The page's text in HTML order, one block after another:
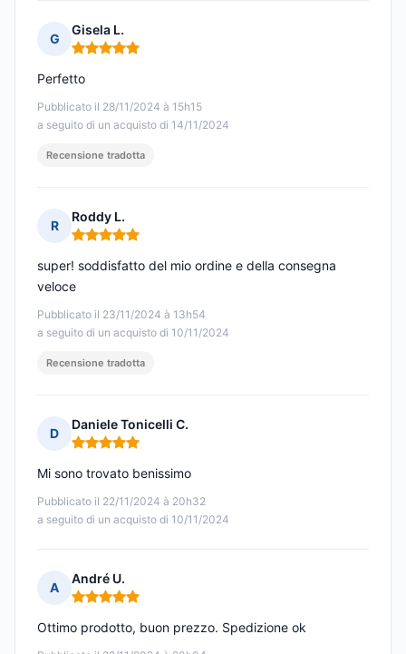
G
Gisela L.
Nota: 5 su 5
Pubblicato il 28/11/2024 à 15h15
a seguito di un acquisto di 14/11/2024
Perfetto
Recensione tradotta
R
Roddy L.
Nota: 5 su 5
Pubblicato il 23/11/2024 à 13h54
a seguito di un acquisto di 10/11/2024
super! soddisfatto del mio ordine e della consegna
veloce
Recensione tradotta
D
Daniele Tonicelli C.
Nota: 5 su 5
Pubblicato il 22/11/2024 à 20h32
a seguito di un acquisto di 10/11/2024
Mi sono trovato benissimo
A
André U.
Nota: 5 su 5
Ottimo prodotto, buon prezzo. Spedizione ok